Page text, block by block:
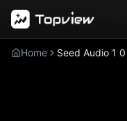
Home Seed Audio 1 0